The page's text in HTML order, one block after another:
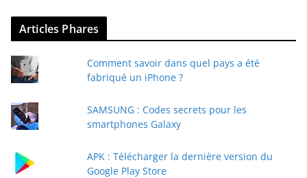
Articles Phares
Comment savoir dans quel pays a été
fabriqué un iPhone ?
SAMSUNG : Codes secrets pour les
smartphones Galaxy
APK : Télécharger la dernière version du
Google Play Store